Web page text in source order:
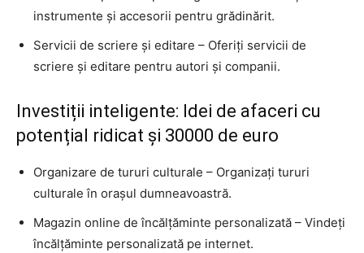
instrumente și accesorii pentru grădinărit.
Servicii de scriere și editare – Oferiți servicii de
scriere și editare pentru autori și companii.
Investiții inteligente: Idei de afaceri cu
potențial ridicat și 30000 de euro
Organizare de tururi culturale – Organizați tururi
culturale în orașul dumneavoastră.
Magazin online de încălțăminte personalizată – Vindeți
încălțăminte personalizată pe internet.